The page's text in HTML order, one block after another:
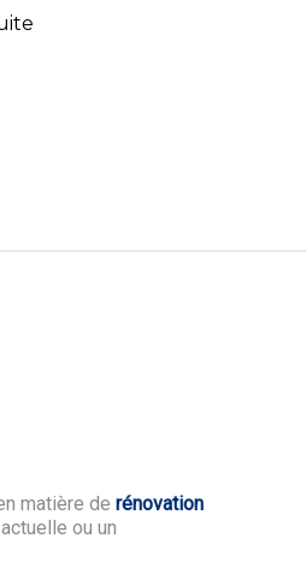
matière derénovation
actuelle ou un